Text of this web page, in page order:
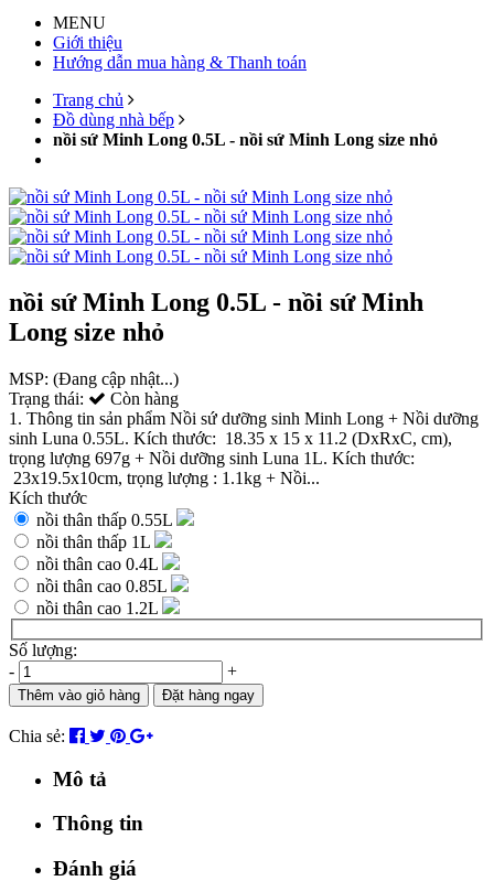
MENU
Giới thiệu
Hướng dẫn mua hàng & Thanh toán
Trang chủ
Đồ dùng nhà bếp
nồi sứ Minh Long 0.5L - nồi sứ Minh Long size nhỏ
nồi sứ Minh Long 0.5L - nồi sứ Minh
Long size nhỏ
MSP: (Đang cập nhật...)
Trạng thái:
Còn hàng
1. Thông tin sản phẩm Nồi sứ dưỡng sinh Minh Long + Nồi dưỡng
sinh Luna 0.55L. Kích thước: 18.35 x 15 x 11.2 (DxRxC, cm),
trọng lượng 697g + Nồi dưỡng sinh Luna 1L. Kích thước:
23x19.5x10cm, trọng lượng : 1.1kg + Nồi...
Kích thước
nồi thân thấp 0.55L
nồi thân thấp 1L
nồi thân cao 0.4L
nồi thân cao 0.85L
nồi thân cao 1.2L
Số lượng:
-
+
Thêm vào giỏ hàng Đặt hàng ngay
Chia sẻ:
Mô tả
Thông tin
Đánh giá